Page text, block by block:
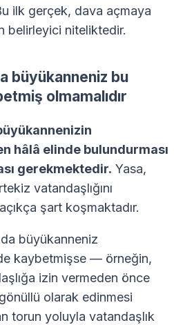
ilk gerçek, dava açmaya
belirleyici niteliktedir.
büyükanneniz bu
olmamalıdır
hâlâ elinde bulundurması
gerekmektedir. Yasa,
vatandaşlığını
şart koşmaktadır.
büyükanneniz
kaybetmişse — örneğin,
izin vermeden önce
olarak edinmesi
torun yoluyla vatandaşlık